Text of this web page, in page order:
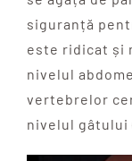
siguranță
este ridicat și
nivelul
vertebrelor
nivelul gâtului